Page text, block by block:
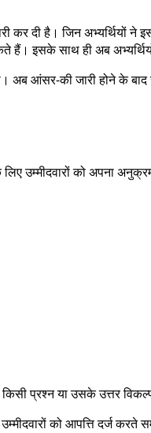
कर दी है। जिन अभ्यर्थियों ने
इसके साथ ही अब
अब आंसर-की जारी होने के
उम्मीदवारों को अपना
किसी प्रश्न या उसके उत्तर
को आपत्ति दर्ज